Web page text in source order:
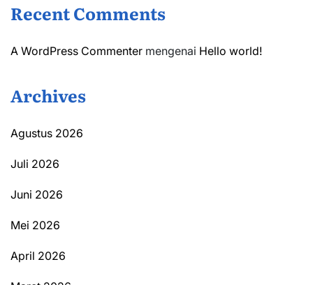
Recent Comments
A WordPress Commenter mengenai Hello world!
Archives
Agustus 2026
Juli 2026
Juni 2026
Mei 2026
April 2026